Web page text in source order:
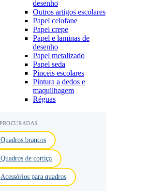
desenho
Outros artigos escolares
Papel celofane
Papel crepe
Papel e laminas de
desenho
Papel metalizado
Papel seda
Pinceis escolares
Pintura a dedos e
maquilhagem
Réguas
Quadros brancos
Quadros de cortiça
Acessórios para quadros